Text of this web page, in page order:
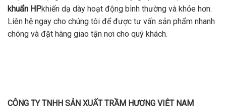
khuẩn HPkhiến dạ dày hoạt động bình thường và khỏe hơn.
Liên hệ ngay cho chúng tôi để được tư vấn sản phẩm nhanh
chóng và đặt hàng giao tận nơi cho quý khách.
CÔNG TY TNHH SẢN XUẤT TRẦM HƯƠNG VIỆT NAM